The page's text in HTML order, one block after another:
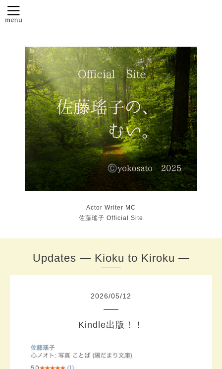
Actor Writer MC
佐藤瑤子 Official Site
Updates — Kioku to Kiroku —
2026/05/12
Kindle出版！！